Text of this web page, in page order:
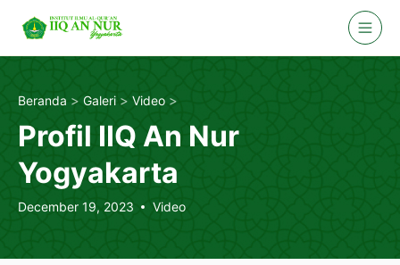
content
Beranda > Galeri > Video >
Profil IIQ An Nur
Yogyakarta
December 19, 2023 Video